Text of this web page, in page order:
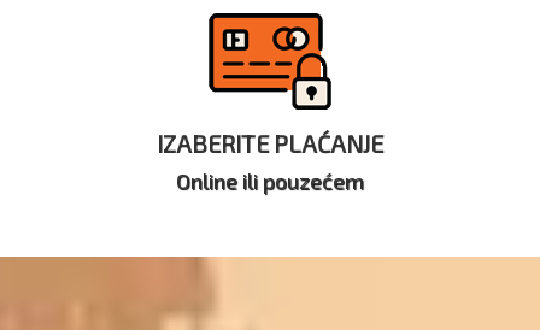
IZABERITE PLAĆANJE
Online ili pouzećem